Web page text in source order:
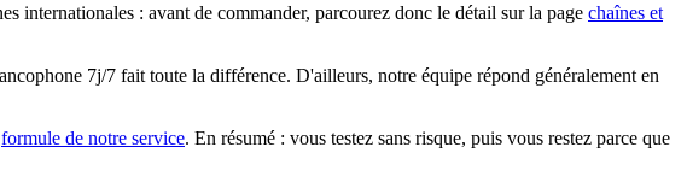
internationales : avant de commander, parcourez donc le détail sur la page chaînes et
7j/7 fait toute la différence. D'ailleurs, notre équipe répond généralement en
formule de notre service. En résumé : vous testez sans risque, puis vous restez parce que